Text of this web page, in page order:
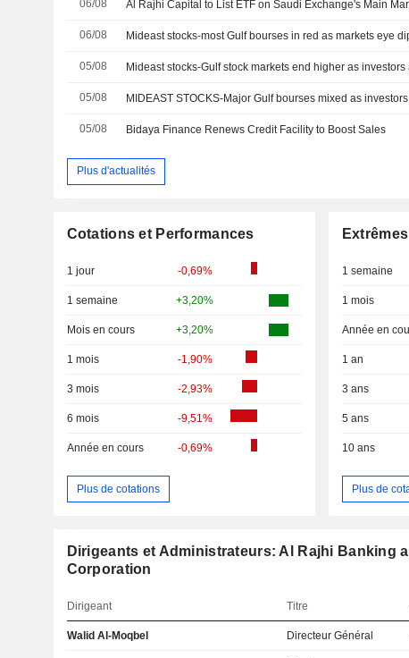
06/08 Al Rajhi Capital to List ETF on Saudi Exchange's Main
06/08 Mideast stocks-most Gulf bourses in red as markets eye
05/08
05/08
05/08 Bidaya Finance Renews Credit Facility to Boost Sales
Plus d'actualités
Cotations et Performances
1 jour -0,69%
1 semaine +3,20%
Mois en cours +3,20%
1 mois -1,90%
3 mois -2,93%
6 mois -9,51%
Année en cours -0,69%
Plus de cotations
1 semaine
1 mois
Année en
1 an
3 ans
5 ans
10 ans
Plus de
Dirigeants et Administrateurs: Al Rajhi Banking
Corporation
Dirigeant Titre
Walid Al-Moqbel Directeur Général